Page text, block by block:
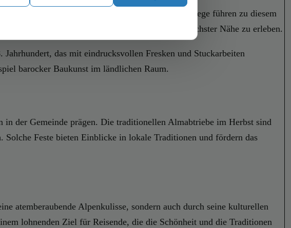
der höchste Wasserfall Europas gilt. Wanderwege führen zu diesem
und das eindrucksvolle Naturschauspiel aus nächster Nähe zu erleben.
das mit eindrucksvollen Fresken und Stuckarbeiten
barocker Baukunst im ländlichen Raum.
der Gemeinde prägen. Die traditionellen Almabtriebe im Herbst sind
Feste bieten Einblicke in lokale Traditionen und fördern das
atemberaubende Alpenkulisse, sondern auch durch seine kulturellen
lohnenden Ziel für Reisende, die die Schönheit und die Traditionen